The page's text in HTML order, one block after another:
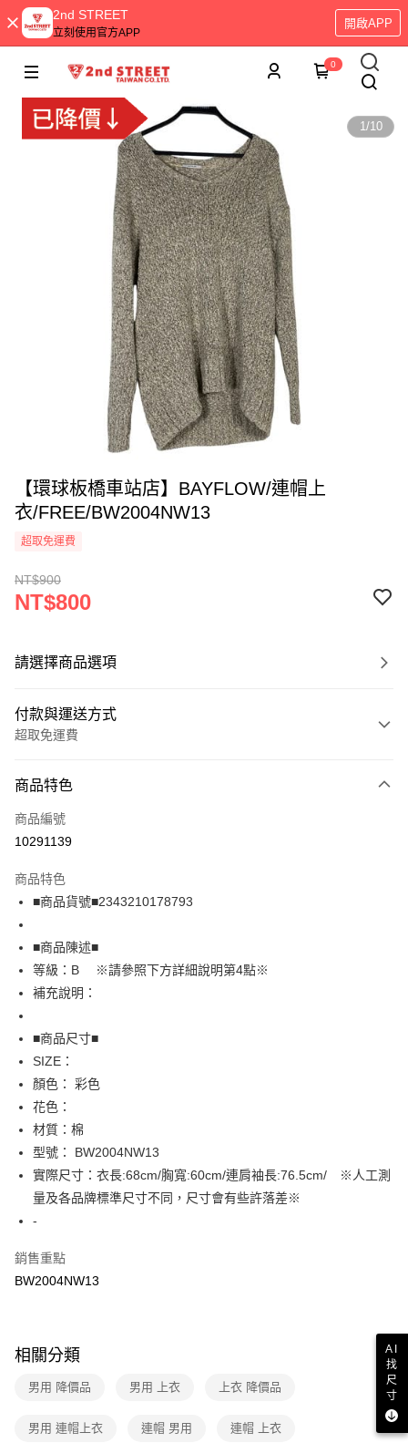
2nd STREET
立刻使用官方APP
開啟APP
0
1/10
【環球板橋車站店】BAYFLOW/連帽上
衣/FREE/BW2004NW13
超取免運費
NT$900
NT$800
請選擇商品選項
付款與運送方式
超取免運費
信用卡一次付款
超商取貨付款
Apple Pay
街口支付
悠遊付
全盈+PAY
AFTEE先享後付
相關說明
【關於「AFTEE先享後付」】
AFTEE先享後付是「在收到商品之後才付款」的支付方式。 讓您購物簡單
便利好安心！
１．簡單：不需註冊會員、不需綁卡、不需儲值。
３．安心：先確認商品／服務後，再付款。
【「AFTEE先享後付」結帳流程】
１．於結帳方式選擇「AFTEE先享後付」後，將跳轉至「AFTEE先享後付」
結帳頁面，進行簡訊認證並確認金額後，即可完成結帳。
３．收到繳費通知簡訊後14天內，點擊此簡訊中的連結，可透過四大超商／
※ 請注意：結帳手續完成當下不需立刻繳費，但若您需要取消訂單，請聯絡
※ 交易是否成功請以「AFTEE先享後付 」之結帳頁面顯示為準，若有關於
是否繳費成功／繳費後需取消欲退款等相關疑問，請聯繫「AFTEE先享後付
１．透過由恩沛科技股份有限公司提供之「AFTEE先享後付」服務完成之交
易，需依本服務之必要範圍內提供個人資料，並將交易相關給付款項請求債
運送方式
全家取貨付款
免運費
宅配
免運費
商品特色
商品編號
10291139
商品特色
■商品貨號■2343210178793
■商品陳述■
等級：B ※請參照下方詳細說明第4點※
補充說明：
■商品尺寸■
SIZE：
顏色： 彩色
花色：
材質：棉
型號： BW2004NW13
實際尺寸：衣長:68cm/胸寬:60cm/連肩袖長:76.5cm/ ※人工測
量及各品牌標準尺寸不同，尺寸會有些許落差※
-
銷售重點
BW2004NW13
相關分類
男用 降價品 男用 上衣 上衣 降價品
男用 連帽上衣 連帽 男用 連帽 上衣
AI
找
尺
寸